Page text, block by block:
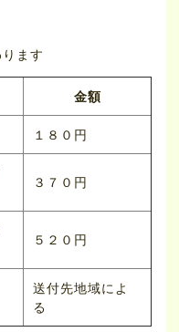
ます
金額
１８０円
３７０円
５２０円
送付先地域によ
る